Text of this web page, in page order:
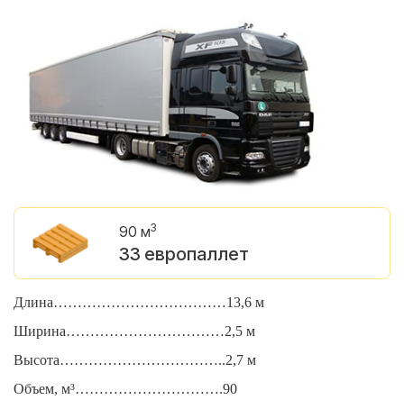
90 м3
33 европаллет
Длина………………………………13,6 м
Ширина……………………………2,5 м
Высота……………………………..2,7 м
Объем, м³………………………….90